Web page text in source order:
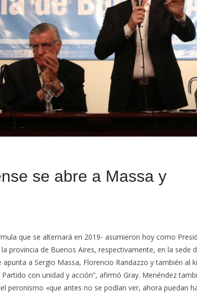
se abre a Massa y
que se alternará en 2019- asumieron hoy como
provincia de Buenos Aires, respectivamente, en la sede
a Sergio Massa, Florencio Randazzo y también al
con unidad y acción”, afirmó Gray. Menéndez
peronismo «que antes no se podían ver, ahora puedan